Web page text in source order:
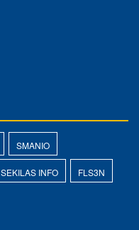
SMANIO
SEKILAS INFO FLS3N